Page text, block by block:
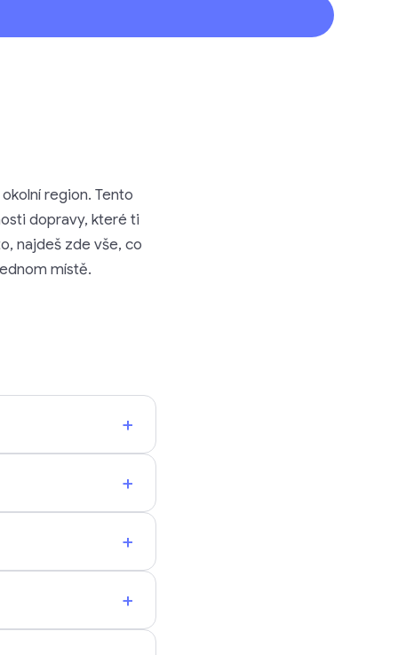
region. Tento
dopravy, které ti
najdeš zde vše, co
místě.
+
+
+
+